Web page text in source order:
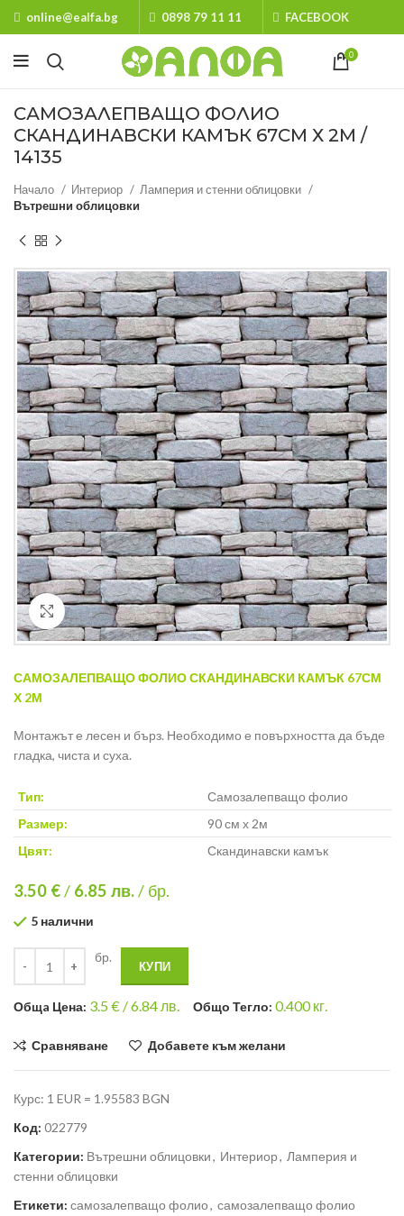
online@ealfa.bg 0898 79 11 11 FACEBOOK
0
САМОЗАЛЕПВАЩО ФОЛИО
СКАНДИНАВСКИ КАМЪК 67СМ Х 2М /
14135
Начало Интериор
Ламперия и стенни облицовки
Вътрешни облицовки
Кликнете за уголемяване
САМОЗАЛЕПВАЩО ФОЛИО СКАНДИНАВСКИ КАМЪК 67СМ
Х 2М
Монтажът е лесен и бърз. Необходимо е повърхността да бъде
гладка, чиста и суха.
Тип:
Самозалепващо фолио
Размер:
90 см х 2м
Цвят:
Скандинавски камък
3.50 €/ 6.85 лв./ бр.
5 налични
бр.
КУПИ
Общa Цена: 3.5€ /6.84 лв. Общо Тегло: 0.400кг.
Сравняване Добавете към желани
Курс: 1 EUR = 1.95583 BGN
Код: 022779
Категории: Вътрешни облицовки, Интериор, Ламперия и
стенни облицовки
Етикети: самозалепващо фолио, самозалепващо фолио